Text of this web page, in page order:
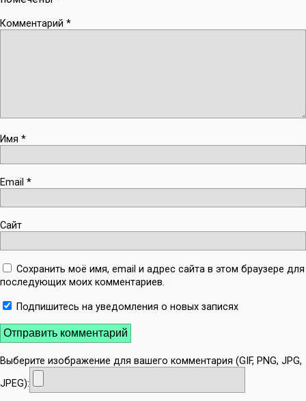
Комментарий *
Имя *
Email *
Сайт
Сохранить моё имя, email и адрес сайта в этом браузере для
последующих моих комментариев.
Подпишитесь на уведомления о новых записях
Выберите изображение для вашего комментария (GIF, PNG, JPG,
JPEG):